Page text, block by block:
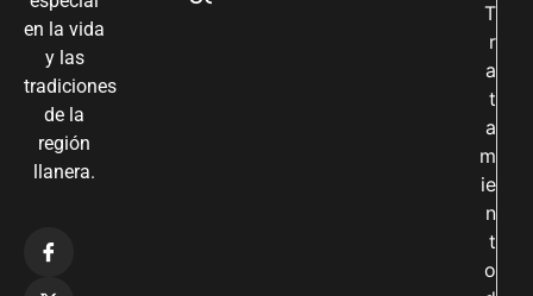
en la vida
y las
tradiciones
de la
región
llanera.
T
r
a
t
a
m
ie
n
t
o